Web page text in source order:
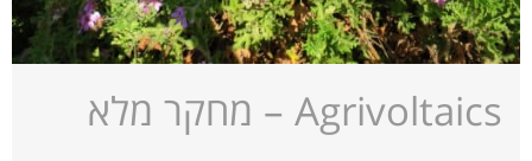
Agrivoltaics – מחקר מלא